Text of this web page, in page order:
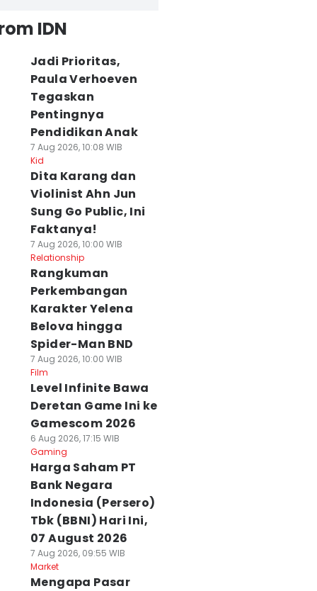
IDN
Jadi Prioritas,
Paula Verhoeven
Tegaskan
Pentingnya
Pendidikan Anak
7 Aug 2026, 10:08 WIB
Kid
Dita Karang dan
Violinist Ahn Jun
Sung Go Public, Ini
Faktanya!
7 Aug 2026, 10:00 WIB
Relationship
Rangkuman
Perkembangan
Karakter Yelena
Belova hingga
Spider-Man BND
7 Aug 2026, 10:00 WIB
Film
Level Infinite Bawa
Deretan Game Ini ke
Gamescom 2026
6 Aug 2026, 17:15 WIB
Gaming
Harga Saham PT
Bank Negara
Indonesia (Persero)
Tbk (BBNI) Hari Ini,
07 August 2026
7 Aug 2026, 09:55 WIB
Market
Mengapa Pasar